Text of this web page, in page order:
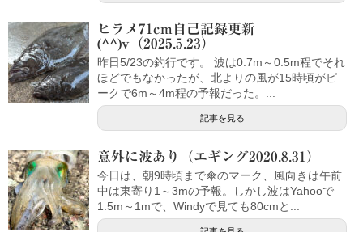
ヒラメ71cm自己記録更新
(^^)v（2025.5.23）
昨日5/23の釣行です。 波は0.7m～0.5m程でそれ
ほどでもなかったが、北よりの風が15時頃がピ
ークで6m～4m程の予報だった。...
記事を見る
意外に波あり（エギング2020.8.31）
今日は、朝9時頃まで傘のマーク、風向きは午前
中は東寄り1～3mの予報。しかし波はYahooで
1.5m～1mで、Windyで見ても80cmと...